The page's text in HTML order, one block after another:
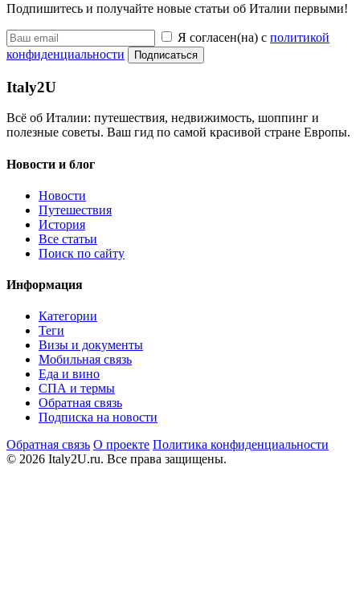
Подпишитесь и получайте новые статьи об Италии первыми!
Я согласен(на) с политикой
конфиденциальности
Подписаться
Italy2U
Всё об Италии: путешествия, недвижимость, шоппинг и
полезные советы. Ваш гид по самой красивой стране Европы.
Новости и блог
Новости
Путешествия
История
Все статьи
Поиск по сайту
Информация
Категории
Теги
Визы и документы
Мобильная связь
Еда и вино
СПА и термы
Обратная связь
Подписка на новости
Обратная связь О проекте Политика конфиденциальности
© 2026 Italy2U.ru. Все права защищены.